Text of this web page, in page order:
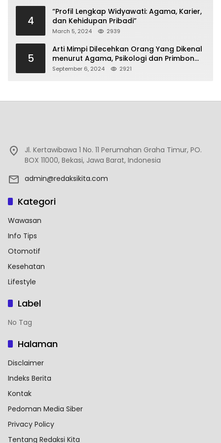
4
“Profil Lengkap Widyawati: Agama, Karier,
dan Kehidupan Pribadi”
March 5, 2024 2939
5
Arti Mimpi Dilecehkan Orang Yang Dikenal
menurut Agama, Psikologi dan Primbon
Jawa
September 6, 2024 2921
Jl. Kertawibawa 1 No. 11 Perumahan Graha Timur, PO.
BOX 11000, Bekasi, Jawa Barat, Indonesia
admin@redaksikita.com
Kategori
Wawasan
Info Tips
Otomotif
Kesehatan
Lifestyle
Label
No Tag
Halaman
Disclaimer
Indeks Berita
Kontak
Pedoman Media Siber
Privacy Policy
Tentang Redaksi Kita